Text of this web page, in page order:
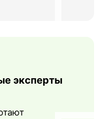
эксперты